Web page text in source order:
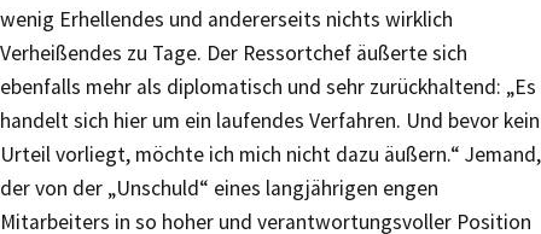
wenig Erhellendes und andererseits nichts wirklich
Verheißendes zu Tage. Der Ressortchef äußerte sich
ebenfalls mehr als diplomatisch und sehr zurückhaltend: „Es
handelt sich hier um ein laufendes Verfahren. Und bevor kein
Urteil vorliegt, möchte ich mich nicht dazu äußern.“ Jemand,
der von der „Unschuld“ eines langjährigen engen
Mitarbeiters in so hoher und verantwortungsvoller Position